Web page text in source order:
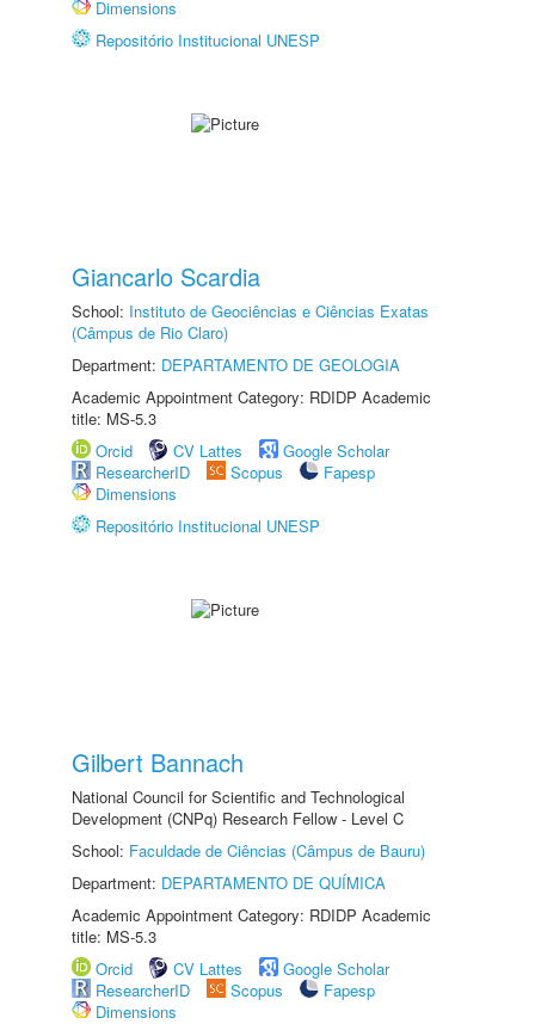
Dimensions
Repositório Institucional UNESP
Giancarlo Scardia
School: Instituto de Geociências e Ciências Exatas
(Câmpus de Rio Claro)
Department: DEPARTAMENTO DE GEOLOGIA
Academic Appointment Category: RDIDP Academic
title: MS-5.3
Orcid
CV Lattes
Google Scholar
ResearcherID
Scopus
Fapesp
Dimensions
Repositório Institucional UNESP
Gilbert Bannach
National Council for Scientific and Technological
Development (CNPq) Research Fellow - Level C
School: Faculdade de Ciências (Câmpus de Bauru)
Department: DEPARTAMENTO DE QUÍMICA
Academic Appointment Category: RDIDP Academic
title: MS-5.3
Orcid
CV Lattes
Google Scholar
ResearcherID
Scopus
Fapesp
Dimensions